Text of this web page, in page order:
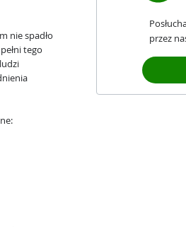
nie spadło
tego
przez